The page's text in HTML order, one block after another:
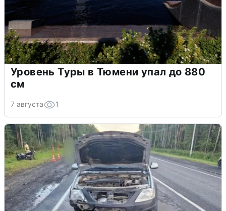
Уровень Туры в Тюмени упал до 880
см
7 августа 1